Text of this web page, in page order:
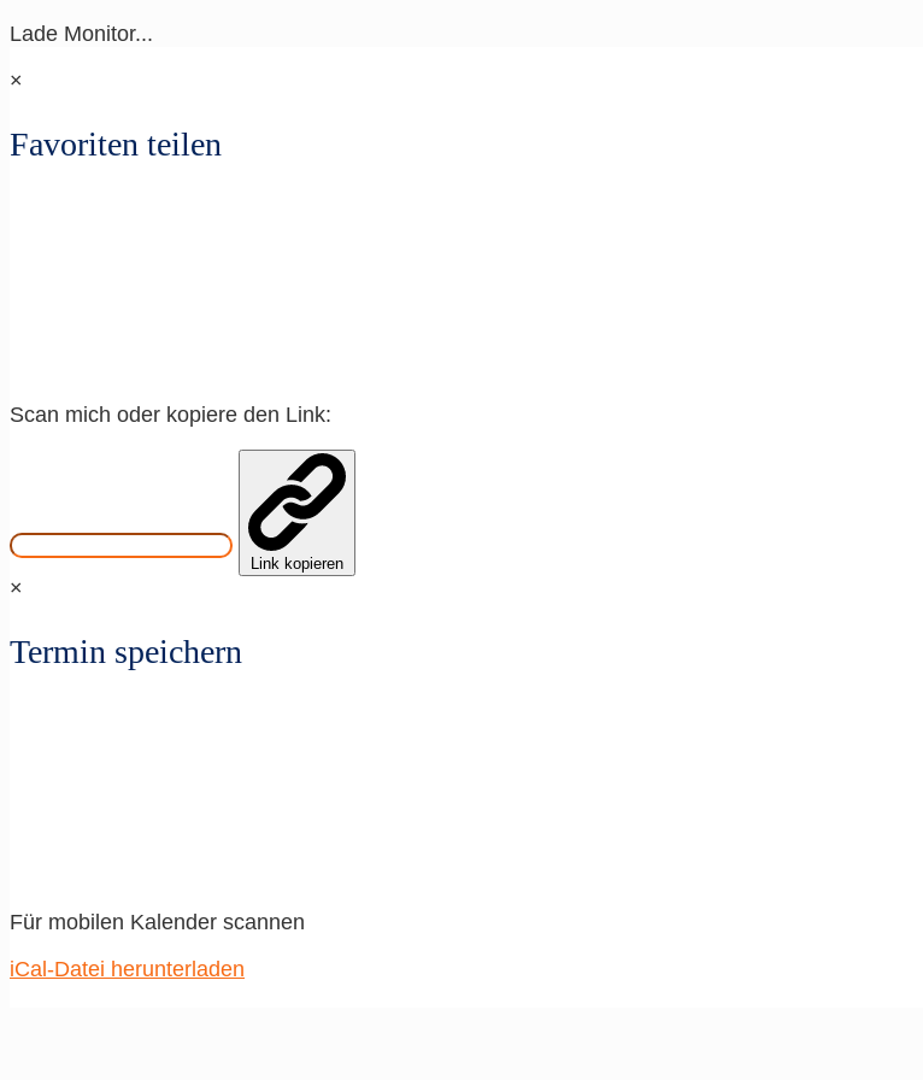
Lade Monitor...
×
Favoriten teilen
Scan mich oder kopiere den Link:
Link kopieren
×
Termin speichern
Für mobilen Kalender scannen
iCal-Datei herunterladen